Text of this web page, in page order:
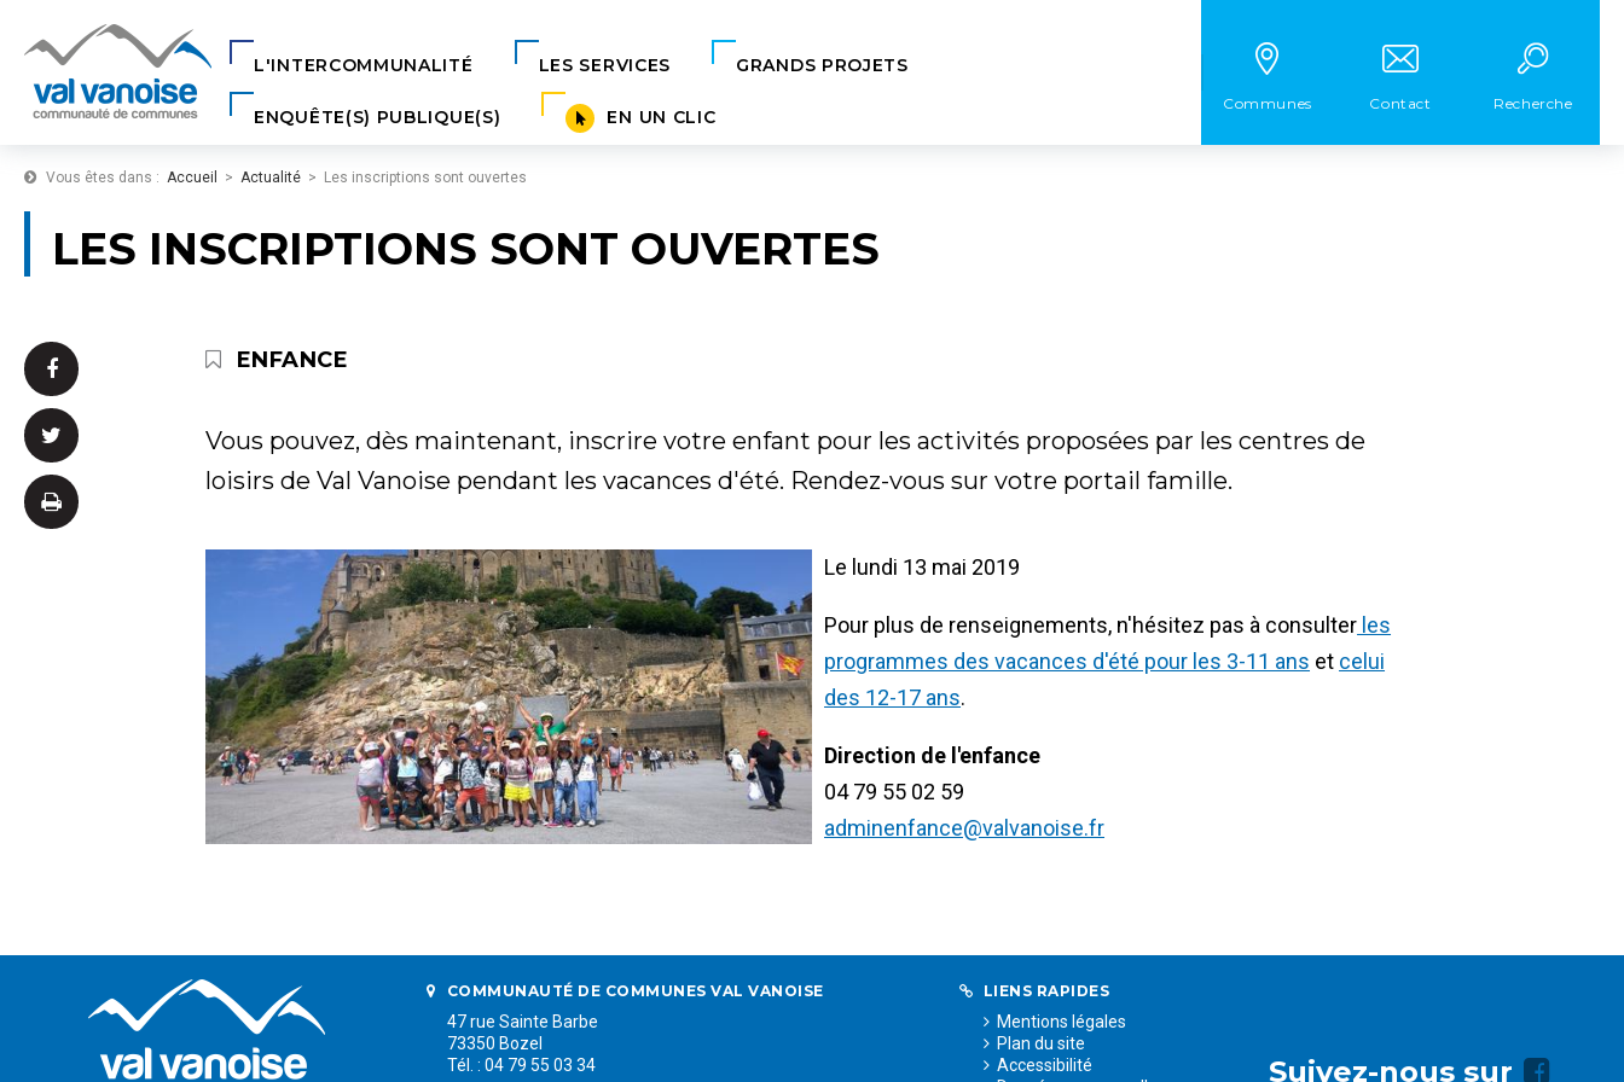
Communes Contact Recherche
L'INTERCOMMUNALITÉ LES SERVICES GRANDS PROJETS
ENQUÊTE(S) PUBLIQUE(S) EN UN CLIC
Vous êtes dans : Accueil Actualité Les inscriptions sont ouvertes
LES INSCRIPTIONS SONT OUVERTES
Partager
sur
Facebook
 Partager
sur
Imprimer
THÉMATIQUE :
ENFANCE
Vous pouvez, dès maintenant, inscrire votre enfant pour les activités proposées par les centres de
loisirs de Val Vanoise pendant les vacances d'été. Rendez-vous sur votre portail famille.
Le lundi 13 mai 2019
Pour plus de renseignements, n'hésitez pas à consulter les
programmes des vacances d'été pour les 3-11 ans et celui
des 12-17 ans.
Direction de l'enfance
04 79 55 02 59
adminenfance@valvanoise.fr
COMMUNAUTÉ DE COMMUNES VAL VANOISE
47 rue Sainte Barbe
73350 Bozel
Tél. : 04 79 55 03 34
LIENS RAPIDES
Mentions légales
Plan du site
Accessibilité
Suivez-nous sur 